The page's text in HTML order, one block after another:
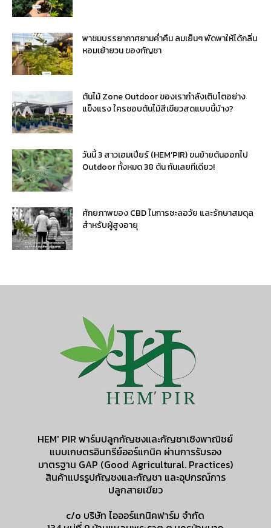
พาชมบรรยากาศยามค่ำคืน ลมเย็นๆ พัดพาให้ได้กลิ่น
หอมเย้ายวน ของกัญชา
ต้นไม้ Zone Outdoor ของเรากำลังเติบโตอย่าง
แข็งแรง ใครชอบต้นไม้สีเขียวสดแบบนี้บ้าง?
วันนี้ 3 สาวเฮมเปียร์ (HEM’PIR) ขนย้ายต้นออกไป
Outdoor ทั้งหมด 38 ต้น กันเลยทีเดียว!
ศักยภาพของ CBD ในการชะลอวัย และรักษาสมดุล
สำหรับผู้สูงอายุ
HEM' PIR ฟาร์มปลูกกัญชงและกัญชาเชิงพาณิชย์
แบบเกษตรอินทรีย์ออร์แกนิค ผ่านการรับรอง
มาตรฐาน GAP (Good Agricultural. Practices)
สินค้าแปรรูปกัญชงและกัญชา และอุปกรณ์การ
ปลูกสายเขียว
c/o บริษัท ไอออร์แกนิคฟาร์ม จำกัด